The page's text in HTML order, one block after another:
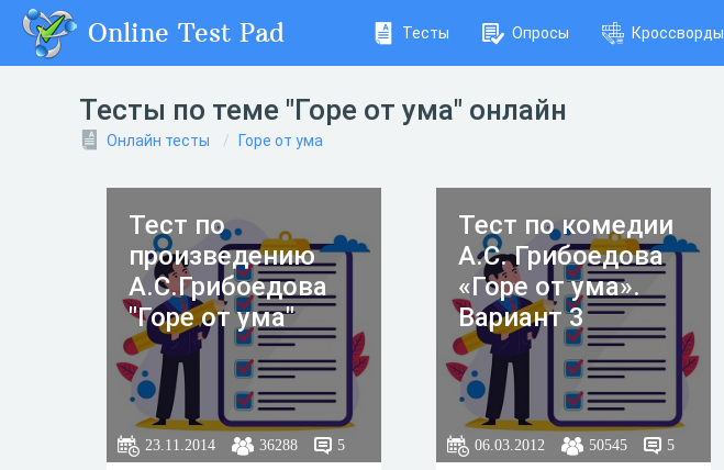
Online Test Pad Тесты Опросы Кроссворды
Тесты по теме "Горе от ума" онлайн
Онлайн тесты Горе от ума
Тест по
произведению
А.С.Грибоедова
"Горе от ума"
23.11.2014 36288 5
Тест по комедии
А.С. Грибоедова
«Горе от ума».
Вариант 3
06.03.2012 50545 5